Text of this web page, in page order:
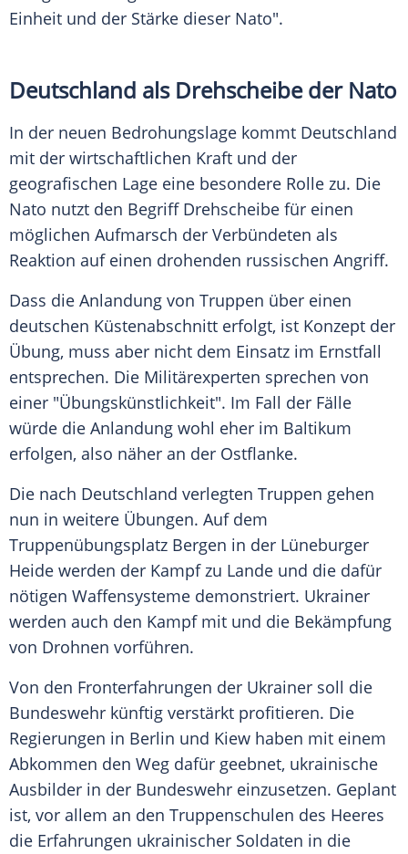
Einheit und der Stärke dieser Nato".
Deutschland als Drehscheibe der Nato
In der neuen Bedrohungslage kommt Deutschland
mit der wirtschaftlichen Kraft und der
geografischen Lage eine besondere Rolle zu. Die
Nato nutzt den Begriff Drehscheibe für einen
möglichen Aufmarsch der Verbündeten als
Reaktion auf einen drohenden russischen Angriff.
Dass die Anlandung von Truppen über einen
deutschen Küstenabschnitt erfolgt, ist Konzept der
Übung, muss aber nicht dem Einsatz im Ernstfall
entsprechen. Die Militärexperten sprechen von
einer "Übungskünstlichkeit". Im Fall der Fälle
würde die Anlandung wohl eher im Baltikum
erfolgen, also näher an der Ostflanke.
Die nach Deutschland verlegten Truppen gehen
nun in weitere Übungen. Auf dem
Truppenübungsplatz Bergen in der Lüneburger
Heide werden der Kampf zu Lande und die dafür
nötigen Waffensysteme demonstriert. Ukrainer
werden auch den Kampf mit und die Bekämpfung
von Drohnen vorführen.
Von den Fronterfahrungen der Ukrainer soll die
Bundeswehr künftig verstärkt profitieren. Die
Regierungen in Berlin und Kiew haben mit einem
Abkommen den Weg dafür geebnet, ukrainische
Ausbilder in der Bundeswehr einzusetzen. Geplant
ist, vor allem an den Truppenschulen des Heeres
die Erfahrungen ukrainischer Soldaten in die